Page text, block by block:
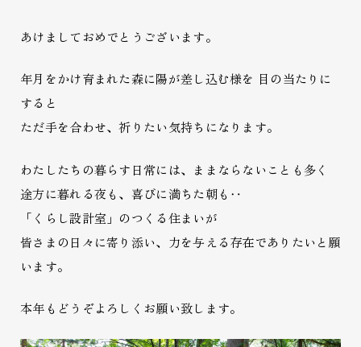
あけましておめでとうございます。
年月をかけ育まれた森に陽が差し込む様を 目の当たりに
すると
ただ手を合わせ、祈りたい気持ちになります。
わたしたちの暮らす日常には、ままならないことも多く
途方に暮れる夜も、喜びに満ちた朝も‥
「くらし設計室」のつくる住まいが
皆さまの日々に寄り添い、力を与える存在でありたいと願
います。
本年もどうぞよろしくお願い致します。